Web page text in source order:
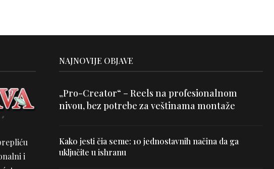
i
NAJNOVIJE OBJAVE
„Pro-Creator“ – Reels na profesionalnom
nivou, bez potrebe za veštinama montaže
Kako jesti čia seme: 10 jednostavnih načina da ga
uključite u ishranu